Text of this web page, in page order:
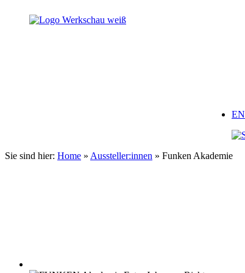
EN
Sie sind hier: Home » Aussteller:innen » Funken Akademie